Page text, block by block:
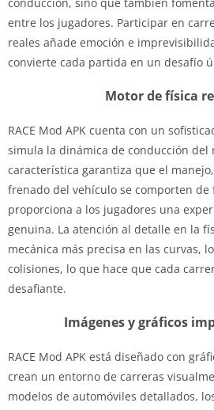
entre los jugadores. Participar en
reales añade emoción e
convierte cada partida en un desafío
Motor de física
RACE Mod APK cuenta con un
simula la dinámica de conducción del
característica garantiza que el
frenado del vehículo se comporten
proporciona a los jugadores una
genuina. La atención al detalle en la
mecánica más precisa en las curvas,
colisiones, lo que hace que cada
desafiante.
Imágenes y gráficos
RACE Mod APK está diseñado con
crean un entorno de carreras
modelos de automóviles detallados,